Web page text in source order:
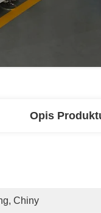
Opis
Chiny